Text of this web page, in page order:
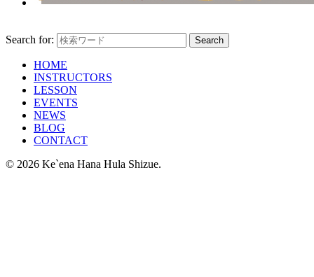
Search for:
HOME
INSTRUCTORS
LESSON
EVENTS
NEWS
BLOG
CONTACT
© 2026 Ke`ena Hana Hula Shizue.